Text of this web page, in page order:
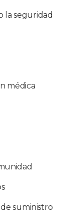
la seguridad
médica
suministro